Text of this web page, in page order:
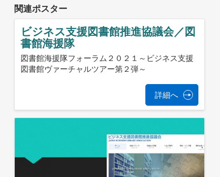
関連ポスター
ビジネス支援図書館推進協議会／図
書館海援隊
図書館海援隊フォーラム２０２１～ビジネス支援
図書館ヴァーチャルツアー第２弾～
詳細へ